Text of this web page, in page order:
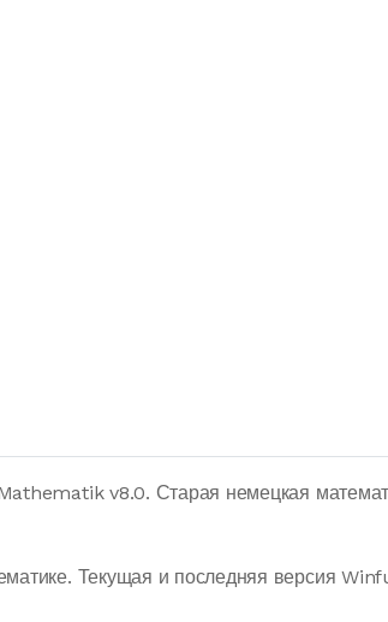
v8.0. Старая немецкая
Текущая и последняя версия